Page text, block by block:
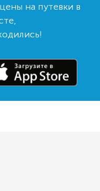
на путевки в